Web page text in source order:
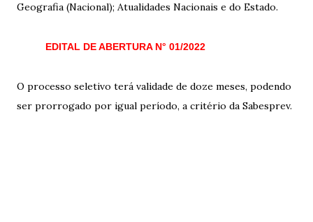
Geografia (Nacional); Atualidades Nacionais e do Estado.
EDITAL DE ABERTURA N° 01/2022
O processo seletivo terá validade de doze meses, podendo
ser prorrogado por igual período, a critério da Sabesprev.